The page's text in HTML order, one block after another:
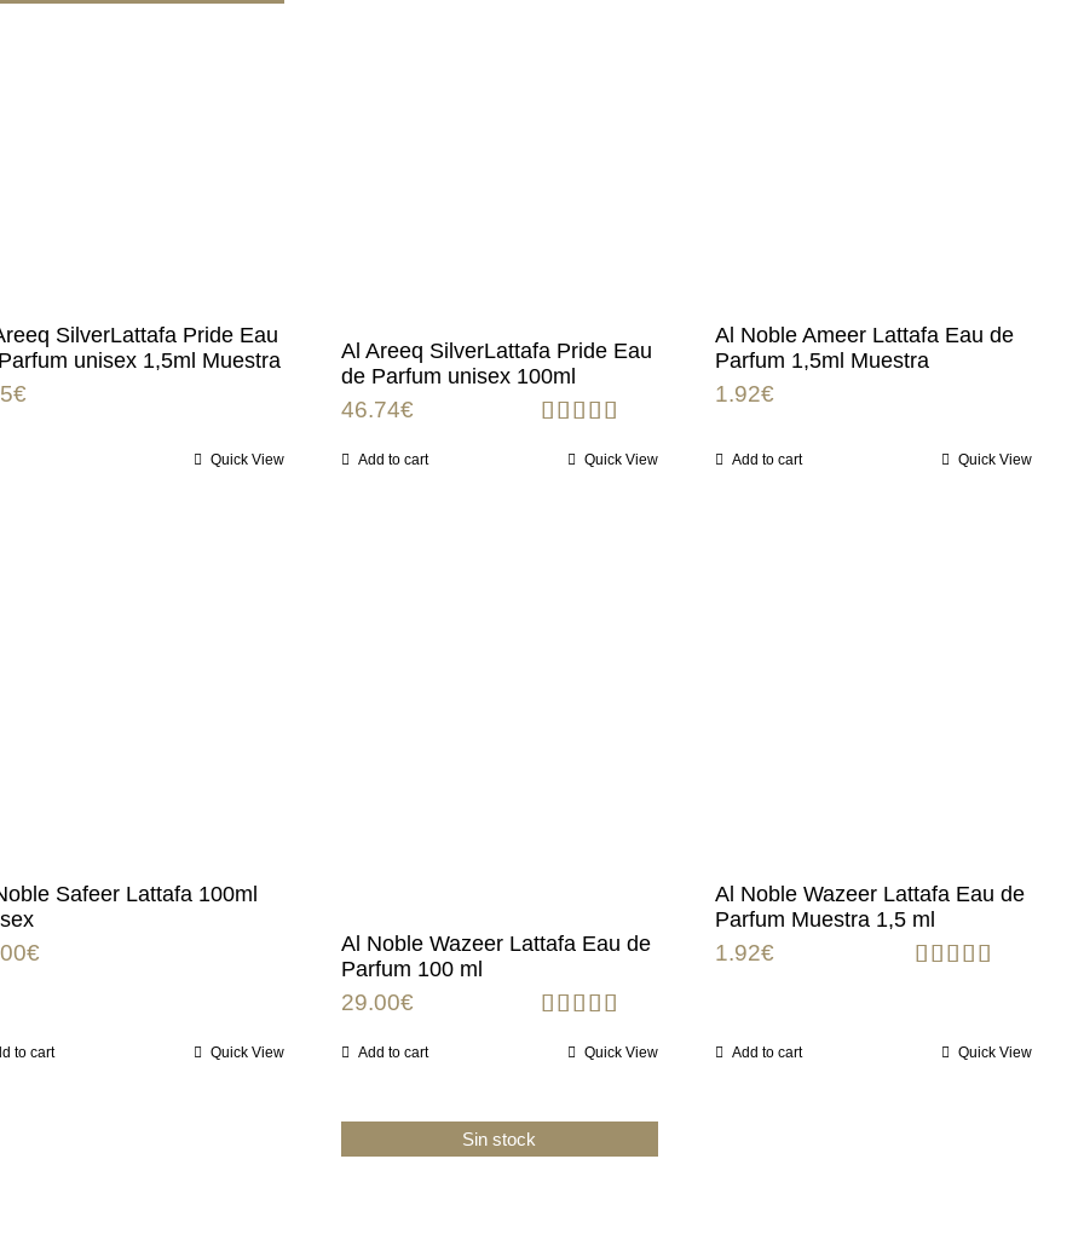
SilverLattafa Pride Eau
unisex 1,5ml Muestra
€
Quick View
Al Areeq SilverLattafa Pride Eau
de Parfum unisex 100ml
out of 5
46.74€
Add to cart Quick View
Al Noble Ameer Lattafa Eau de
Parfum 1,5ml Muestra
1.92€
Add to cart Quick View
Safeer Lattafa 100ml
€
to cart Quick View
Al Noble Wazeer Lattafa Eau de
Parfum 100 ml
out of 5
29.00€
Add to cart Quick View
Al Noble Wazeer Lattafa Eau de
Parfum Muestra 1,5 ml
1.92€
Add to cart Quick View
Sin stock